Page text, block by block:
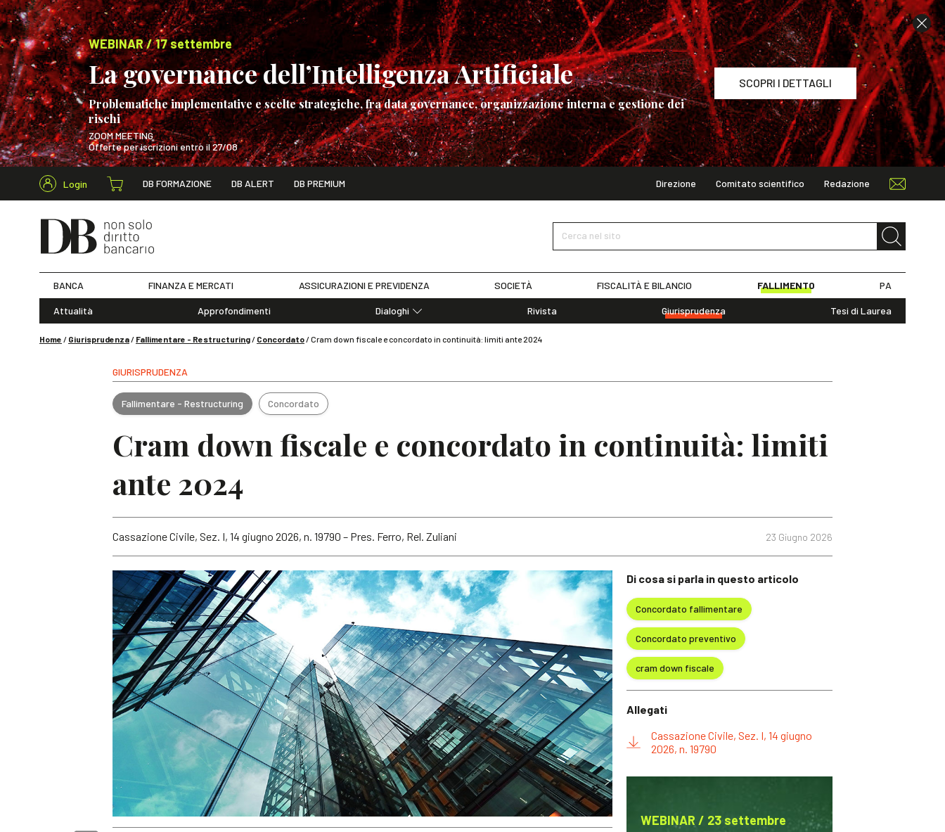
WEBINAR / 17 settembre
La governance dell’Intelligenza Artificiale
Problematiche implementative e scelte strategiche, fra data governance, organizzazione interna e gestione dei
rischi
ZOOM MEETING
Offerte per iscrizioni entro il 27/08
SCOPRI I DETTAGLI
WEBINAR / 17 settembre
Login DB FORMAZIONE DB ALERT DB PREMIUM Direzione Comitato scientifico Redazione
Cerca nel sito
Cerca nel sito
BANCA FINANZA E MERCATI ASSICURAZIONI E PREVIDENZA SOCIETÀ FISCALITÀ E BILANCIO FALLIMENTO PA
Attualità Approfondimenti
Dialoghi
Rivista Giurisprudenza Tesi di Laurea
Home / Giurisprudenza/ Fallimentare - Restructuring/ Concordato/Cram down fiscale e concordato in continuità: limiti ante 2024
GIURISPRUDENZA
Fallimentare - Restructuring Concordato
Cram down fiscale e concordato in continuità: limiti
ante 2024
23 Giugno 2026
Cassazione Civile, Sez. I, 14 giugno 2026, n. 19790 – Pres. Ferro, Rel. Zuliani
Di cosa si parla in questo articolo
Concordato fallimentare
Concordato preventivo
cram down fiscale
Allegati
Cassazione Civile, Sez. I, 14 giugno
2026, n. 19790
WEBINAR / 23 settembre